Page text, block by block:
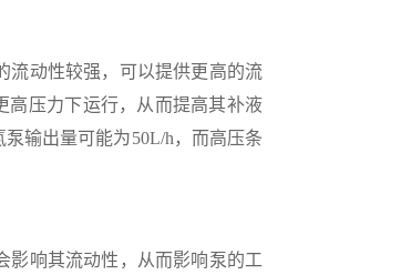
动性较强，可以提供更高的流
高压力下运行，从而提高其补液
输出量可能为50L/h，而高压条
响其流动性，从而影响泵的工